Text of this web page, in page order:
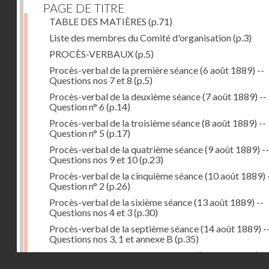
PAGE DE TITRE
TABLE DES MATIÈRES (p.71)
Liste des membres du Comité d'organisation(p.3)
PROCÈS-VERBAUX(p.5)
Procès-verbal de la première séance (6 août 1889) --
Questions nos 7 et 8 (p.5)
Procès-verbal de la deuxième séance (7 août 1889) --
Question n° 6 (p.14)
Procès-verbal de la troisième séance (8 août 1889) --
Question n° 5 (p.17)
Procès-verbal de la quatrième séance (9 août 1889) --
Questions nos 9 et 10(p.23)
Procès-verbal de la cinquième séance (10 août 1889)
Question n° 2 (p.26)
Procès-verbal de la sixième séance (13 août 1889) --
Questions nos 4 et 3(p.30)
Procès-verbal de la septième séance (14 août 1889)
Questions nos 3, 1 et annexe B (p.35)
Procès-verbal de la huitième séance (16 août 1889) --